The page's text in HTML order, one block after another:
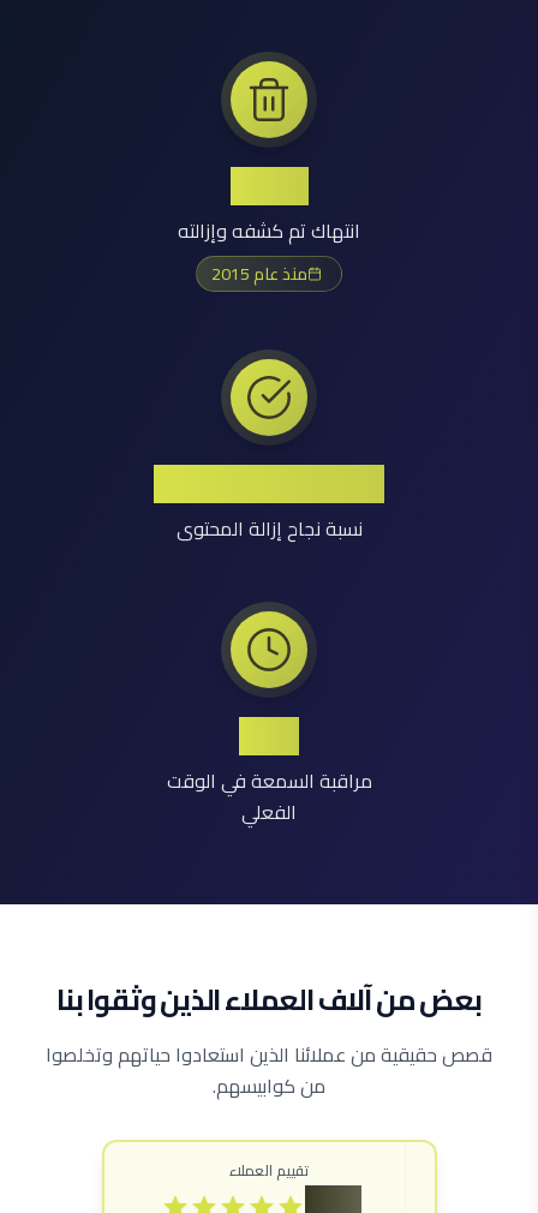
+1.2M
انتهاك تم كشفه وإزالته
منذ عام 2015
معدل نجاح مرتفع
نسبة نجاح إزالة المحتوى
24/7
مراقبة السمعة في الوقت
الفعلي
بعض من آلاف العملاء الذين وثقوا بنا
قصص حقيقية من عملائنا الذين استعادوا حياتهم وتخلصوا
من كوابيسهم.
تقييم العملاء